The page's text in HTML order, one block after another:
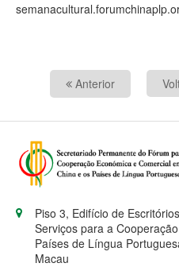
Anterior
Piso 3, Edifício de
Serviços para a
Países de Língua
Macau